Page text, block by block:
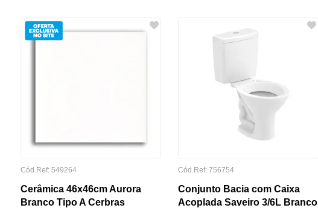
Cód.Ref: 549264
Cerâmica 46x46cm Aurora
Branco Tipo A Cerbras
Cód.Ref: 756754
Conjunto Bacia com Caixa
Acoplada Saveiro 3/6L Branco